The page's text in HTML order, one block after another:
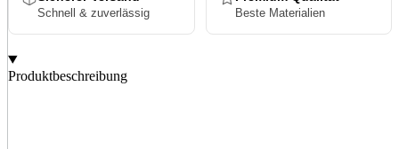
Schnell & zuverlässig Beste Materialien
Produktbeschreibung